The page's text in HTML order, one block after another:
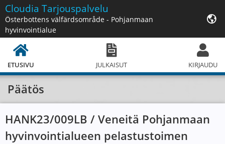
Cloudia Tarjouspalvelu
Österbottens välfärdsområde - Pohjanmaan
hyvinvointialue
ETUSIVU JULKAISUT KIRJAUDU
Päätös
HANK23/009LB / Veneitä Pohjanmaan
hyvinvointialueen pelastustoimen